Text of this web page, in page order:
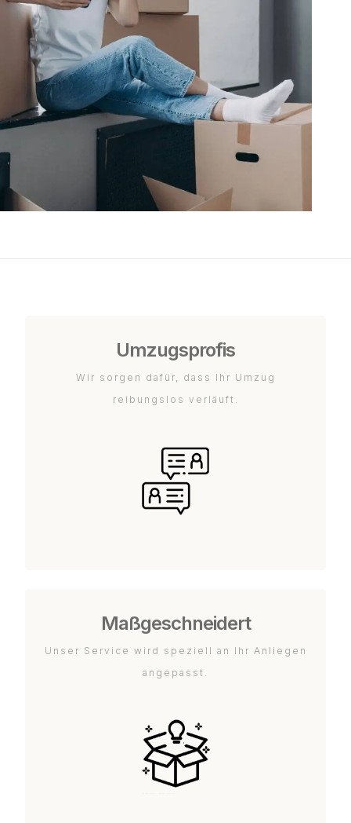
Umzugsprofis
Wir sorgen dafür, dass Ihr Umzug
reibungslos verläuft.
Maßgeschneidert
Unser Service wird speziell an Ihr Anliegen
angepasst.